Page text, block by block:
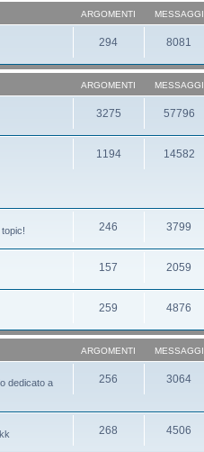
ARGOMENTI MESSAGGI
294 8081
ARGOMENTI MESSAGGI
3275 57796
1194 14582
246 3799
157 2059
259 4876
ARGOMENTI MESSAGGI
dedicato a
256 3064
268 4506